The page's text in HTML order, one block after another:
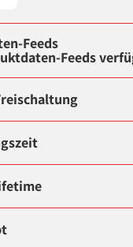
Feeds
Feeds